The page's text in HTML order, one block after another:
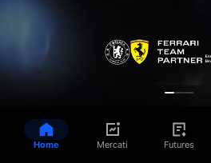
Home Mercati Futures